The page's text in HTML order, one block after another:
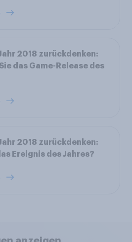
2018 zurückdenken:
das Game-Release des
2018 zurückdenken:
Ereignis des Jahres?